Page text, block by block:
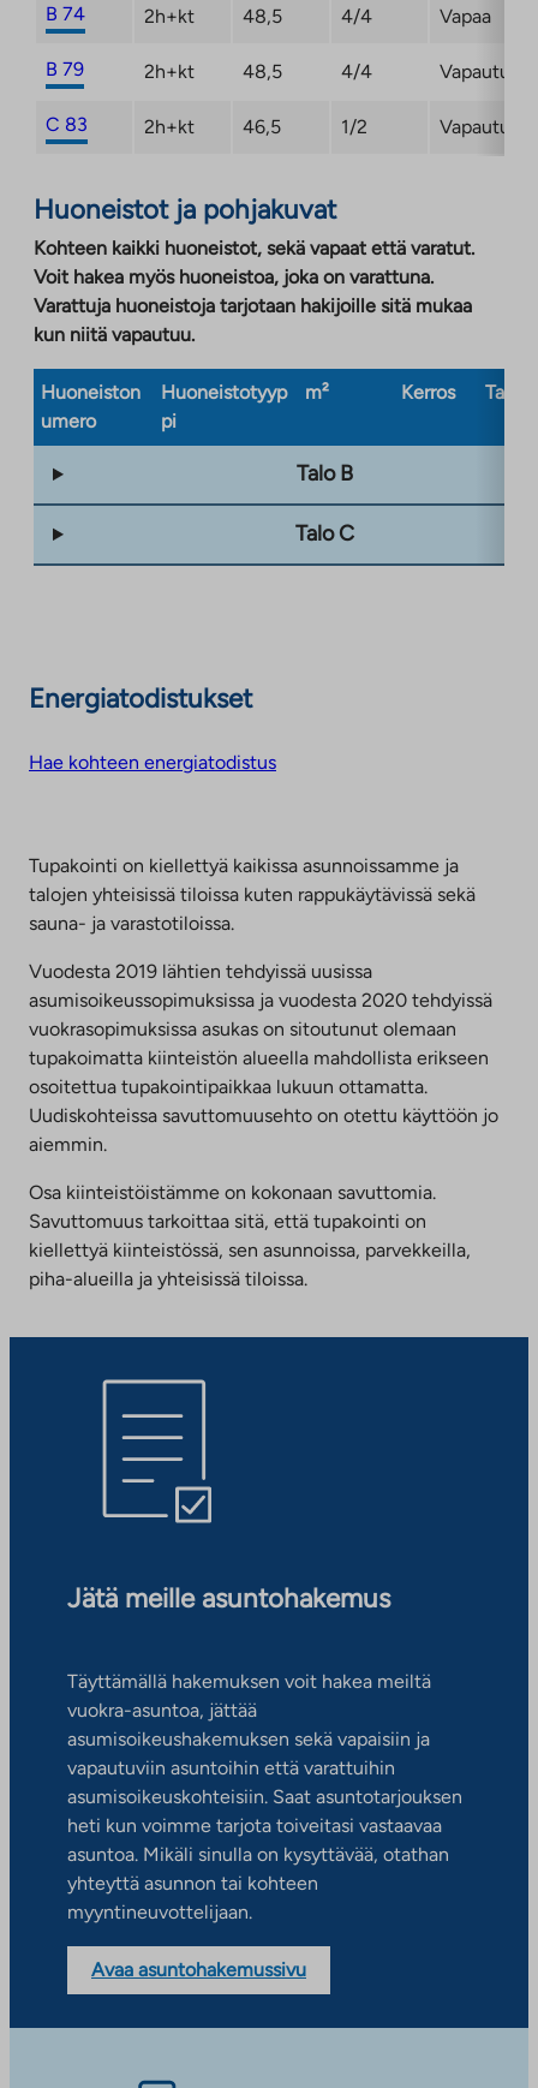
B 74 2h+kt 48,5 4/4 Vapaa
B 79 2h+kt 48,5 4/4
C 83 2h+kt 46,5 1/2
Huoneistot ja pohjakuvat
Kohteen kaikki huoneistot, sekä vapaat että varatut.
Voit hakea myös huoneistoa, joka on varattuna.
Varattuja huoneistoja tarjotaan hakijoille sitä mukaa
kun niitä vapautuu.
Huoneiston
umero
Huoneistotyyp
pi
m² Kerros
Talo B
Talo C
Energiatodistukset
Hae kohteen energiatodistus
Tupakointi on kiellettyä kaikissa asunnoissamme ja
talojen yhteisissä tiloissa kuten rappukäytävissä sekä
sauna- ja varastotiloissa.
Vuodesta 2019 lähtien tehdyissä uusissa
asumisoikeussopimuksissa ja vuodesta 2020 tehdyissä
vuokrasopimuksissa asukas on sitoutunut olemaan
tupakoimatta kiinteistön alueella mahdollista erikseen
osoitettua tupakointipaikkaa lukuun ottamatta.
Uudiskohteissa savuttomuusehto on otettu käyttöön jo
aiemmin.
Osa kiinteistöistämme on kokonaan savuttomia.
Savuttomuus tarkoittaa sitä, että tupakointi on
kiellettyä kiinteistössä, sen asunnoissa, parvekkeilla,
piha-alueilla ja yhteisissä tiloissa.
Jätä meille asuntohakemus
Täyttämällä hakemuksen voit hakea meiltä
vuokra-asuntoa, jättää
asumisoikeushakemuksen sekä vapaisiin ja
vapautuviin asuntoihin että varattuihin
asumisoikeuskohteisiin. Saat asuntotarjouksen
heti kun voimme tarjota toiveitasi vastaavaa
asuntoa. Mikäli sinulla on kysyttävää, otathan
yhteyttä asunnon tai kohteen
myyntineuvottelijaan.
Avaa asuntohakemussivu